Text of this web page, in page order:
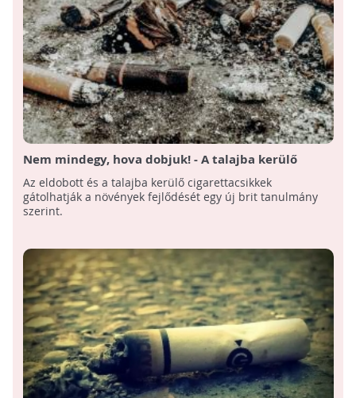
Nem mindegy, hova dobjuk! - A talajba kerülő
cigarettacsikkek gátolhatják a növények fejlődését
Az eldobott és a talajba kerülő cigarettacsikkek
gátolhatják a növények fejlődését egy új brit tanulmány
szerint.